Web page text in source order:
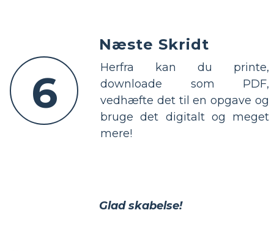
6
Næste Skridt
Herfra kan du printe,
downloade som PDF,
vedhæfte det til en opgave og
bruge det digitalt og meget
mere!
Glad skabelse!